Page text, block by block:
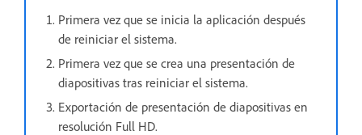
Primera vez que se inicia la aplicación después
de reiniciar el sistema.
Primera vez que se crea una presentación de
diapositivas tras reiniciar el sistema.
Exportación de presentación de diapositivas en
resolución Full HD.